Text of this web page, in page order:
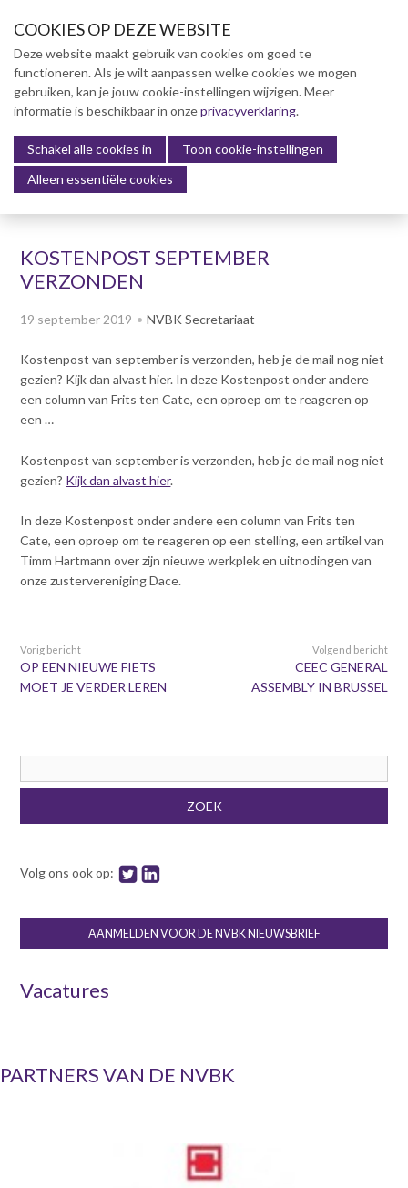
J
u
p
o
n
a
v
g
a
o
n
J
t
o
c
n
n
Menu
KOSTENPOST SEPTEMBER
VERZONDEN
19 september 2019 NVBK Secretariaat
Kostenpost van september is verzonden, heb je de mail nog niet
gezien? Kijk dan alvast hier. In deze Kostenpost onder andere
een column van Frits ten Cate, een oproep om te reageren op
een …
Kostenpost van september is verzonden, heb je de mail nog niet
gezien? Kijk dan alvast hier.
In deze Kostenpost onder andere een column van Frits ten
Cate, een oproep om te reageren op een stelling, een artikel van
Timm Hartmann over zijn nieuwe werkplek en uitnodingen van
onze zustervereniging Dace.
Vorig bericht
OP EEN NIEUWE FIETS
MOET JE VERDER LEREN
Volgend bericht
CEEC GENERAL
ASSEMBLY IN BRUSSEL
ZOEK
Volg ons ook op:
AANMELDEN VOOR DE NVBK NIEUWSBRIEF
Vacatures
PARTNERS VAN DE NVBK
Over NVBK
NVBK Leden
Lidmaatschap
Kennisbank
Dag van de Bouwkosten 2025
Infra (KM)
Boek Levensduurkosten –
Slim investeren, lang
profiteren
november 2023
Vernieuwde boek
Bouwkostenmanagement
Publicatiereeks
Opleiding & Carrière
Actualiteit
Contact
Contact
COOKIES OP DEZE WEBSITE
Deze website maakt gebruik van cookies om goed te
functioneren. Als je wilt aanpassen welke cookies we mogen
gebruiken, kan je jouw cookie-instellingen wijzigen. Meer
informatie is beschikbaar in onzeprivacyverklaring.
Schakel alle cookies in
Toon cookie-instellingen
Alleen essentiële cookies